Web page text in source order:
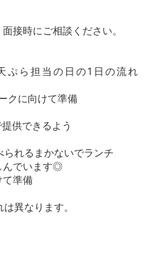
接時にご相談ください。
ぷら担当の日の1日の流れ
クに向けて準備
供できるよう
れるまかないでランチ
でいます◎
て準備
異なります。